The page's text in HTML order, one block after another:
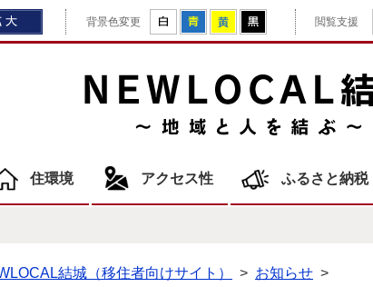
住環境 アクセス性 ふるさと納税
拡大 背景色変更 白 青 黄 閲覧支援
結城（移住者向けサイト） > お知らせ >